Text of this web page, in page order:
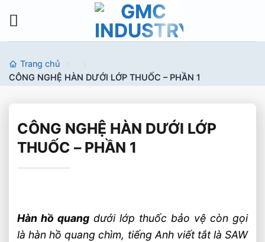
qua
nội
Trang chủ
CÔNG NGHỆ HÀN DƯỚI LỚP THUỐC – PHẦN 1
CÔNG NGHỆ HÀN DƯỚI LỚP
THUỐC – PHẦN 1
Hàn hồ quang dưới lớp thuốc bảo vệ còn gọi
là hàn hồ quang chìm, tiếng Anh viết tắt là SAW